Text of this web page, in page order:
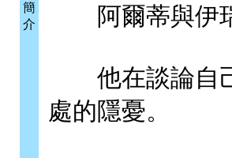
簡
介
阿爾蒂與伊
他在談論自己
處的隱憂。